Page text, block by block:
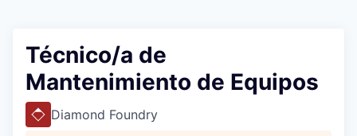
Técnico/a de
Mantenimiento de Equipos
Diamond Foundry